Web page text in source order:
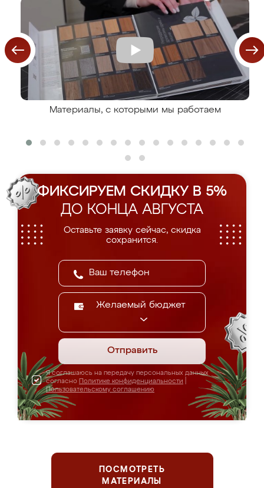
Материалы, с которыми мы работаем
ФИКСИРУЕМ СКИДКУ В 5%
ДО КОНЦА АВГУСТА
Оставьте заявку сейчас, скидка
сохранится.
Желаемый бюджет
Отправить
Я соглашаюсь на передачу персональных данных
согласно Политике конфиденциальности
Пользовательскому соглашению
ПОСМОТРЕТЬ
МАТЕРИАЛЫ